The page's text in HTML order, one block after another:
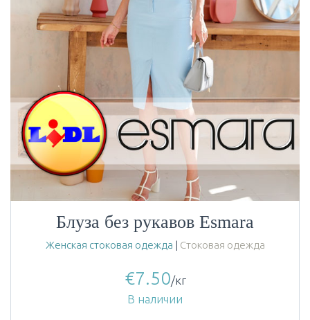
Блуза без рукавов Esmara
Женская стоковая одежда | Стоковая одежда
€7.50/кг
В наличии